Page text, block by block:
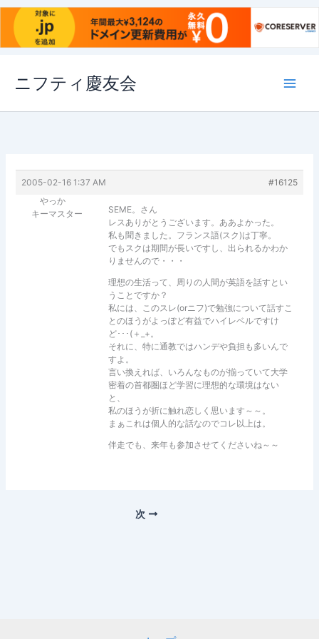
ス
ニフティ慶友会
2005-02-16 1:37 AM
#16125
やっか
キーマスター
SEME。さん
レスありがとうございます。ああよかった。
私も聞きました。フランス語(スク)は丁寧。
でもスクは期間が長いですし、出られるかわか
りませんので・・・
理想の生活って、周りの人間が英語を話すとい
うことですか？
私には、このスレ(orニフ)で勉強について話すこ
とのほうがよっぽど有益でハイレベルですけ
ど･･･(＋_+。
それに、特に通教ではハンデや負担も多いんで
すよ。
言い換えれば、いろんなものが揃っていて大学
密着の首都圏ほど学習に理想的な環境はない
と、
私のほうが折に触れ恋しく思います～～。
まぁこれは個人的な話なのでコレ以上は。
伴走でも、来年も参加させてくださいね～～
次